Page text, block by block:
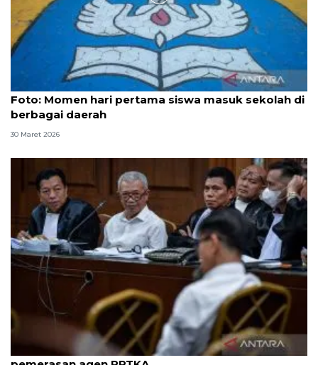
Foto: Momen hari pertama siswa masuk sekolah di
berbagai daerah
30 Maret 2026
8 ASN Kemenaker hadapi sidang tuntutan kasus